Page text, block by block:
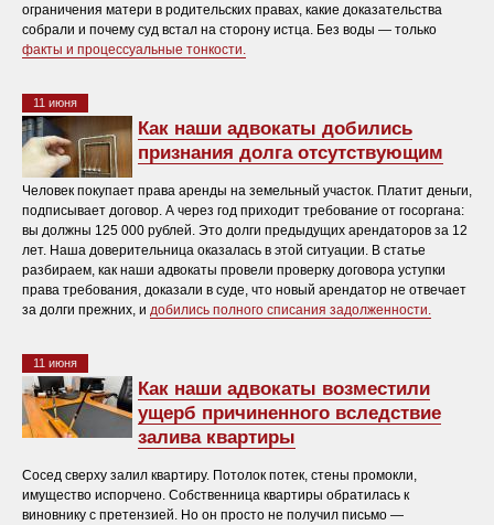
ограничения матери в родительских правах, какие доказательства
собрали и почему суд встал на сторону истца. Без воды — только
факты и процессуальные тонкости.
11 июня
Как наши адвокаты добились
признания долга отсутствующим
Человек покупает права аренды на земельный участок. Платит деньги,
подписывает договор. А через год приходит требование от госоргана:
вы должны 125 000 рублей. Это долги предыдущих арендаторов за 12
лет. Наша доверительница оказалась в этой ситуации. В статье
разбираем, как наши адвокаты провели проверку договора уступки
права требования, доказали в суде, что новый арендатор не отвечает
за долги прежних, и добились полного списания задолженности.
11 июня
Как наши адвокаты возместили
ущерб причиненного вследствие
залива квартиры
Сосед сверху залил квартиру. Потолок потек, стены промокли,
имущество испорчено. Собственница квартиры обратилась к
виновнику с претензией. Но он просто не получил письмо —